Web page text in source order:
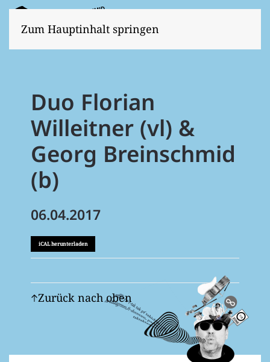
Zum Hauptinhalt springen
Duo Florian
Willeitner (vl) &
Georg Breinschmid
(b)
06.04.2017
iCAL herunterladen
Zurück nach oben